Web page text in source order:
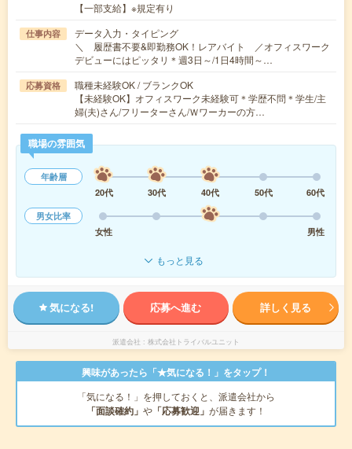
【一部支給】※規定有り
仕事内容
データ入力・タイピング
＼ 履歴書不要&即勤務OK！レアバイト ／オフィスワーク
デビューにはピッタリ＊週3日～/1日4時間～…
応募資格
職種未経験OK / ブランクOK
【未経験OK】オフィスワーク未経験可＊学歴不問＊学生/主
婦(夫)さん/フリーターさん/Ｗワーカーの方…
職場の雰囲気
年齢層
20代
30代 40代 50代
60代
男女比率
女性
男性
もっと見る
気になる! 応募へ進む 詳しく見る
派遣会社 株式会社トライバルユニット
興味があったら「★気になる！」をタップ！
「気になる！」を押しておくと、派遣会社から
「面談確約」 や 「応募歓迎」 が届きます！